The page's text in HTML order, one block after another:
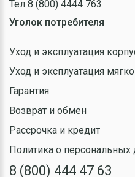
Тел 8 (800) 4444 763
Уголок потребителя
Уход и эксплуатация
Уход и эксплуатация
Гарантия
Возврат и обмен
Рассрочка и кредит
Политика о персональных
8 (800) 444 47 63